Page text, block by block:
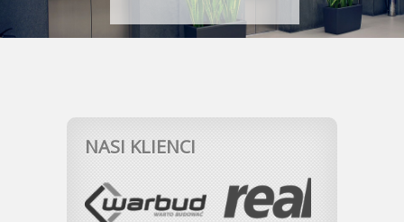
NASI KLIENCI